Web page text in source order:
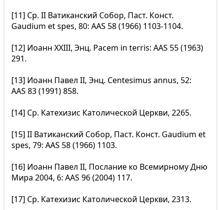
[11] Ср. II Ватиканский Собор, Паст. Конст.
Gaudium et spes, 80: AAS 58 (1966) 1103-1104.
[12] Иоанн XXIII, Энц. Pacem in terris: AAS 55 (1963)
291.
[13] Иоанн Павел II, Энц. Centesimus annus, 52:
AAS 83 (1991) 858.
[14] Ср. Катехизис Католической Церкви, 2265.
[15] II Ватиканский Собор, Паст. Конст. Gaudium et
spes, 79: AAS 58 (1966) 1103.
[16] Иоанн Павел II, Послание ко Всемирному Дню
Мира 2004, 6: AAS 96 (2004) 117.
[17] Ср. Катехизис Католической Церкви, 2313.